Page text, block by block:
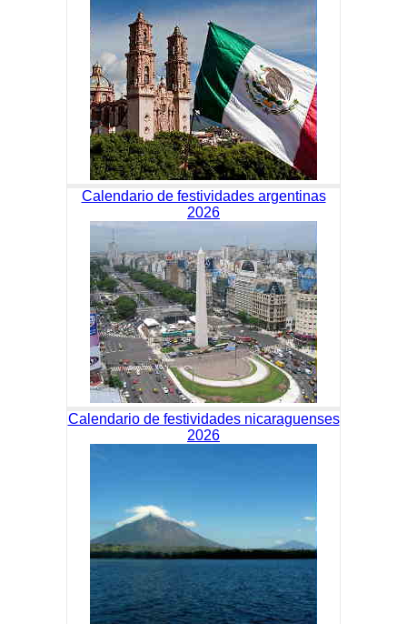
Calendario de festividades argentinas
2026
Calendario de festividades nicaraguenses
2026